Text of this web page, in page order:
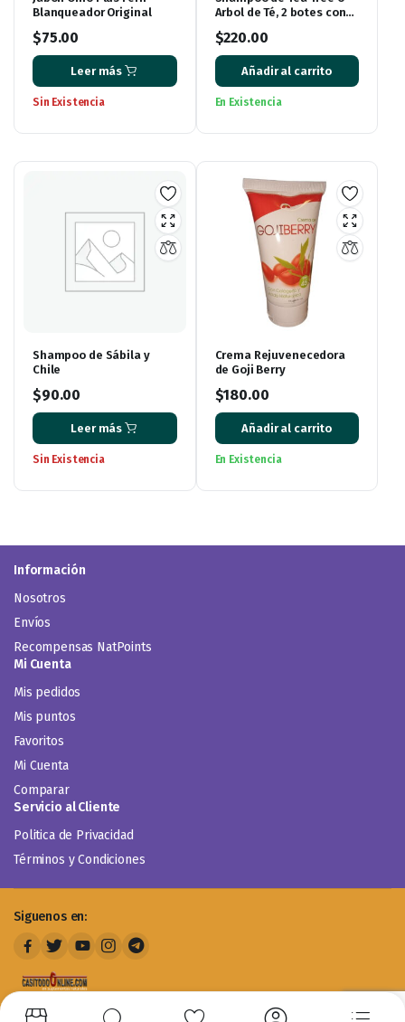
Blanqueador Original
$75.00
Leer más
Sin Existencia
Arbol de Té, 2 botes con
$220.00
Añadir al carrito
En Existencia
Shampoo de Sábila y
Chile
$90.00
Leer más
Sin Existencia
Crema Rejuvenecedora
de Goji Berry
$180.00
Añadir al carrito
En Existencia
Información
Nosotros
Envíos
Recompensas NatPoints
Mi Cuenta
Mis pedidos
Mis puntos
Favoritos
Mi Cuenta
Comparar
Servicio al Cliente
Politica de Privacidad
Términos y Condiciones
Siguenos en: